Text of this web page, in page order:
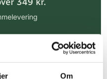
Om
349 kr.